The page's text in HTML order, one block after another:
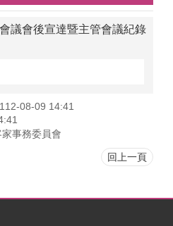
議會後宣達暨主管會議紀錄
08-09 14:41
事務委員會
回上一頁